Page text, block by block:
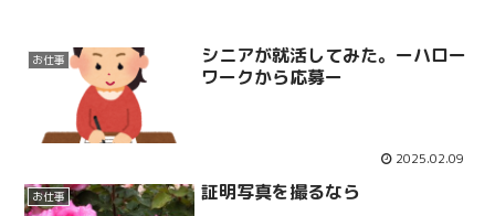
お仕事
シニアが就活してみた。ーハロー
ワークから応募ー
2025.02.09
お仕事 証明写真を撮るなら